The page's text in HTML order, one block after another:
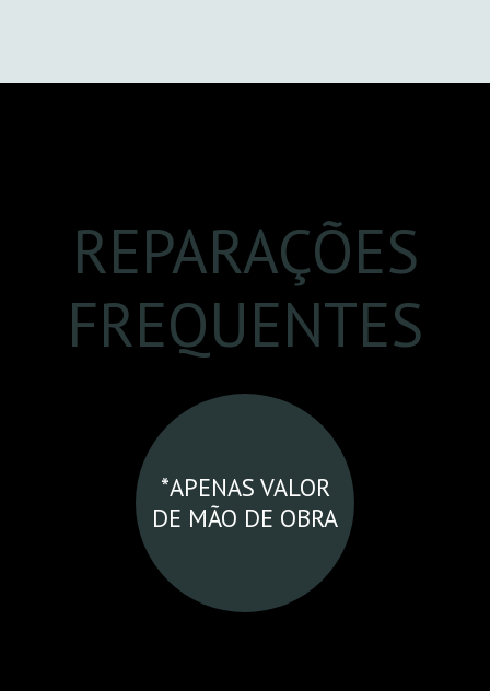
REPARAÇÕES
FREQUENTES
*APENAS VALOR
DE MÃO DE OBRA